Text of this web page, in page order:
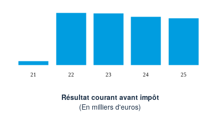
21 22 23 24 25
Résultat courant avant impôt
(En milliers d'euros)